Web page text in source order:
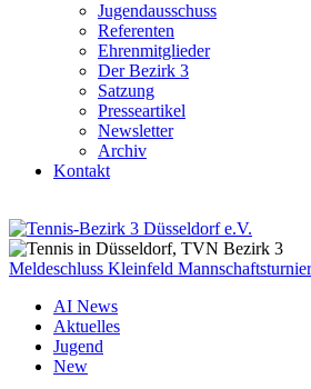
Jugendausschuss
Referenten
Ehrenmitglieder
Der Bezirk 3
Satzung
Presseartikel
Newsletter
Archiv
Kontakt
Meldeschluss Kleinfeld
AI News
Aktuelles
Jugend
New